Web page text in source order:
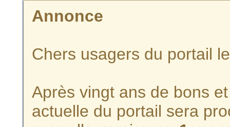
Annonce
Chers usagers du portail
Après vingt ans de bons
actuelle du portail sera